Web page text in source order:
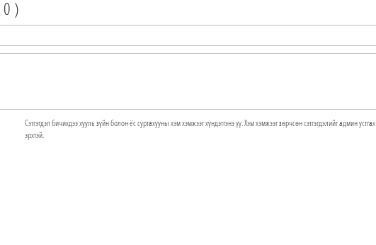
0 )
Сэтгэгдэл бичихдээ хууль зүйн болон ёс суртахууны хэм хэмжээг хүндэтгэнэ үү. Хэм хэмжээг зөрчсөн сэтгэгдэлийг админ устгах
эрхтэй.